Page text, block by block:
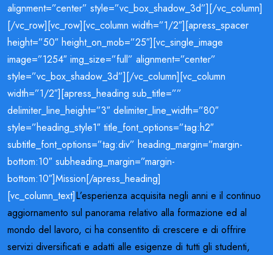
alignment=”center” style=”vc_box_shadow_3d”][/vc_column]
[/vc_row][vc_row][vc_column width=”1/2″][apress_spacer
height=”50″ height_on_mob=”25″][vc_single_image
image=”1254″ img_size=”full” alignment=”center”
style=”vc_box_shadow_3d”][/vc_column][vc_column
width=”1/2″][apress_heading sub_title=””
delimiter_line_height=”3″ delimiter_line_width=”80″
style=”heading_style1″ title_font_options=”tag:h2″
subtitle_font_options=”tag:div” heading_margin=”margin-
bottom:10″ subheading_margin=”margin-
bottom:10″]Mission[/apress_heading]
[vc_column_text]L’esperienza acquisita negli anni e il continuo
aggiornamento sul panorama relativo alla formazione ed al
mondo del lavoro, ci ha consentito di crescere e di offrire
servizi diversificati e adatti alle esigenze di tutti gli studenti,